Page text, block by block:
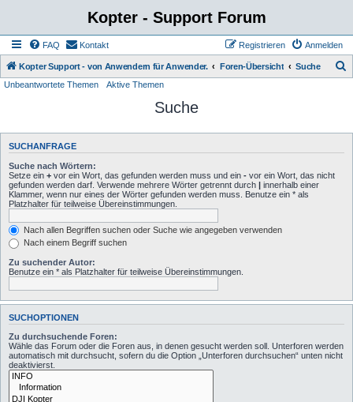
Kopter - Support Forum
FAQ Kontakt Anmelden
Registrieren
Kopter Support - von Anwendern für Anwender. Foren-Übersicht Suche
Unbeantwortete Themen Aktive Themen
Suche
SUCHANFRAGE
Suche nach Wörtern:
Setze ein + vor ein Wort, das gefunden werden muss und ein - vor ein Wort, das nicht
gefunden werden darf. Verwende mehrere Wörter getrennt durch | innerhalb einer
Klammer, wenn nur eines der Wörter gefunden werden muss. Benutze ein * als
Platzhalter für teilweise Übereinstimmungen.
Nach allen Begriffen suchen oder Suche wie angegeben verwenden
Nach einem Begriff suchen
Zu suchender Autor:
Benutze ein * als Platzhalter für teilweise Übereinstimmungen.
SUCHOPTIONEN
Zu durchsuchende Foren:
Wähle das Forum oder die Foren aus, in denen gesucht werden soll. Unterforen werden
automatisch mit durchsucht, sofern du die Option „Unterforen durchsuchen“ unten nicht
deaktivierst.